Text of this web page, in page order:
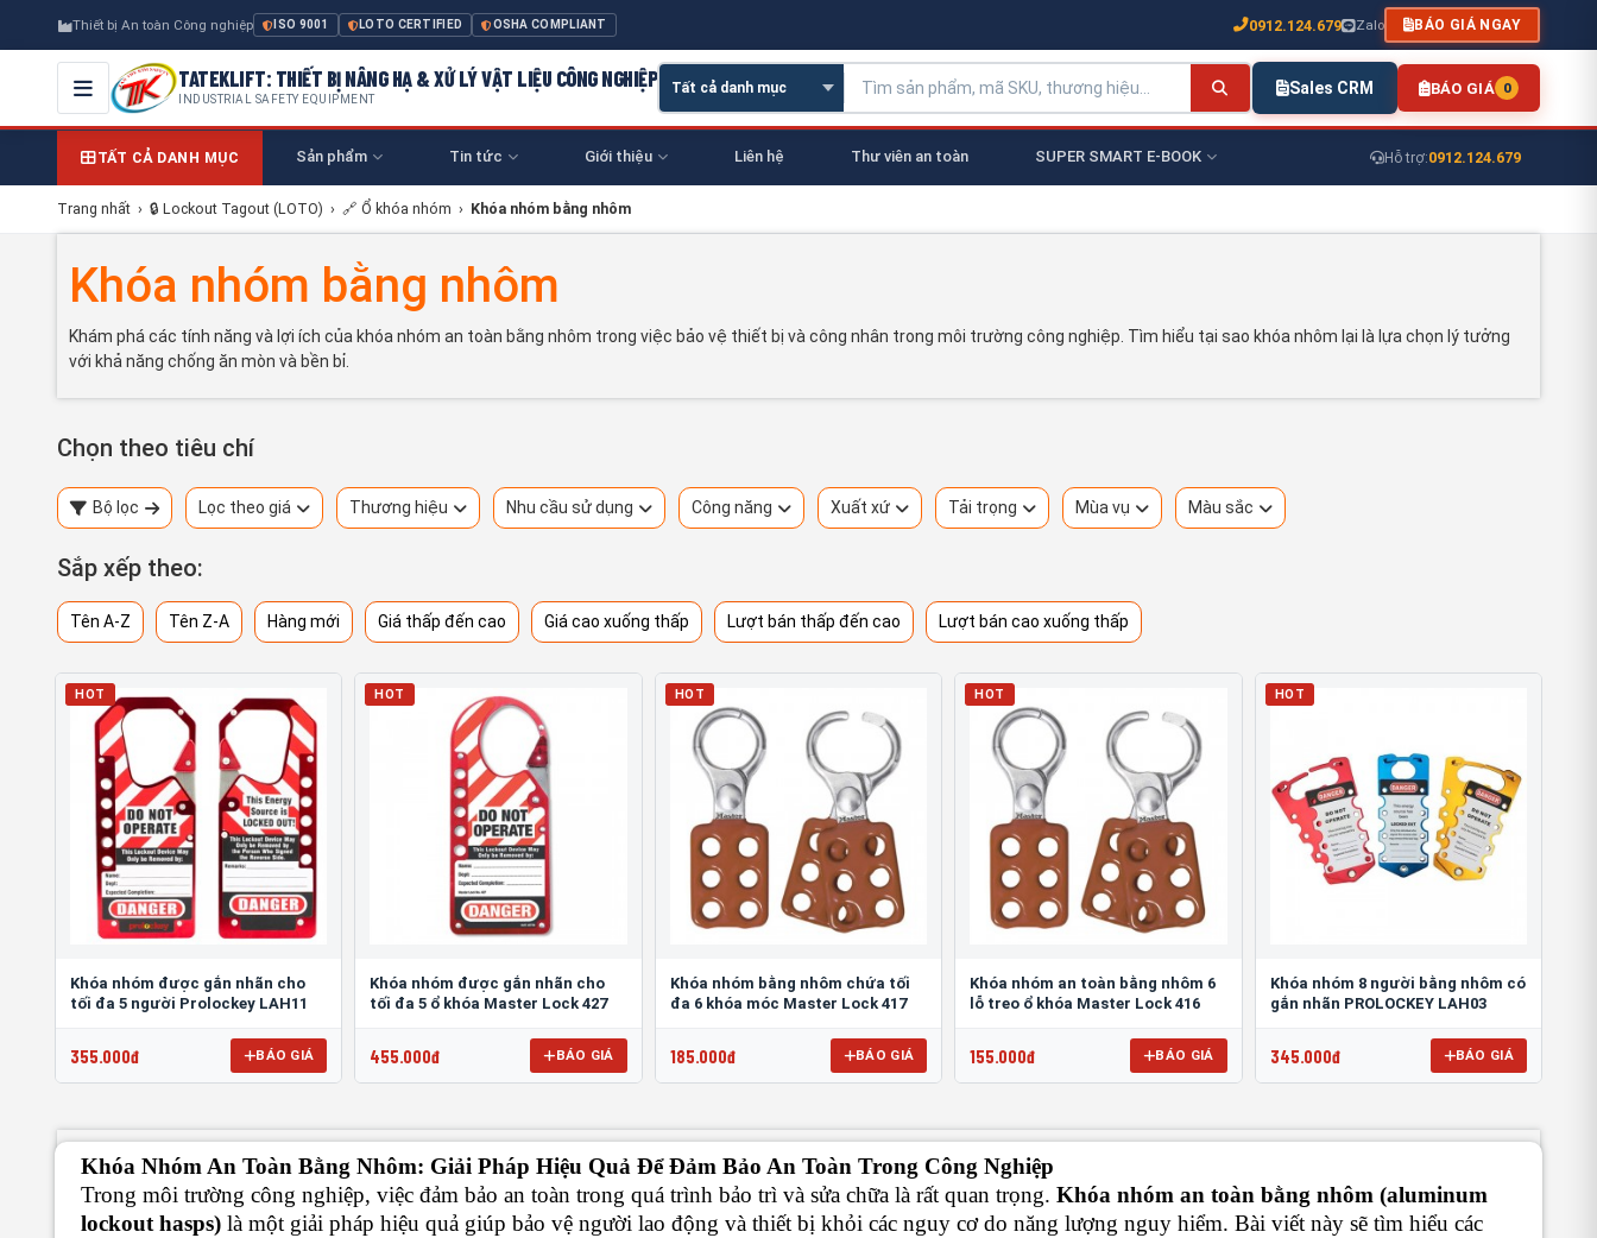
Thiết bị An toàn Công nghiệp ISO 9001 LOTO CERTIFIED OSHA COMPLIANT 0912.124.679 Zalo BÁO GIÁ NGAY
TATEKLIFT: THIẾT BỊ NÂNG HẠ & XỬ LÝ VẬT LIỆU CÔNG NGHIỆP
INDUSTRIAL SAFETY EQUIPMENT
Sales CRM BÁO GIÁ 0
TẤT CẢ DANH MỤC Sản phẩm Tin tức Giới thiệu Liên hệ Thư viên an toàn SUPER SMART E-BOOK Hỗ trợ:0912.124.679
Trang nhất › 🔒 Lockout Tagout (LOTO) › 🔗 Ổ khóa nhóm › Khóa nhóm bằng nhôm
Khóa nhóm bằng nhôm
Khám phá các tính năng và lợi ích của khóa nhóm an toàn bằng nhôm trong việc bảo vệ thiết bị và công nhân trong môi trường công nghiệp. Tìm hiểu tại sao khóa nhôm lại là lựa chọn lý tưởng
với khả năng chống ăn mòn và bền bỉ.
Chọn theo tiêu chí
Bộ lọc Lọc theo giá Thương hiệu Nhu cầu sử dụng Công năng Xuất xứ Tải trọng Mùa vụ Màu sắc
Sắp xếp theo:
Tên A-Z Tên Z-A Hàng mới Giá thấp đến cao Giá cao xuống thấp Lượt bán thấp đến cao Lượt bán cao xuống thấp
HOT
Khóa nhóm được gắn nhãn cho
tối đa 5 người Prolockey LAH11
355.000đ BÁO GIÁ
HOT
Khóa nhóm được gắn nhãn cho
tối đa 5 ổ khóa Master Lock 427
455.000đ BÁO GIÁ
HOT
Khóa nhóm bằng nhôm chứa tối
đa 6 khóa móc Master Lock 417
185.000đ BÁO GIÁ
HOT
Khóa nhóm an toàn bằng nhôm 6
lỗ treo ổ khóa Master Lock 416
155.000đ BÁO GIÁ
HOT
Khóa nhóm 8 người bằng nhôm có
gắn nhãn PROLOCKEY LAH03
345.000đ BÁO GIÁ
Khóa Nhóm An Toàn Bằng Nhôm: Giải Pháp Hiệu Quả Để Đảm Bảo An Toàn Trong Công Nghiệp
Trong môi trường công nghiệp, việc đảm bảo an toàn trong quá trình bảo trì và sửa chữa là rất quan trọng. Khóa nhóm an toàn bằng nhôm (aluminum
lockout hasps) là một giải pháp hiệu quả giúp bảo vệ người lao động và thiết bị khỏi các nguy cơ do năng lượng nguy hiểm. Bài viết này sẽ tìm hiểu các